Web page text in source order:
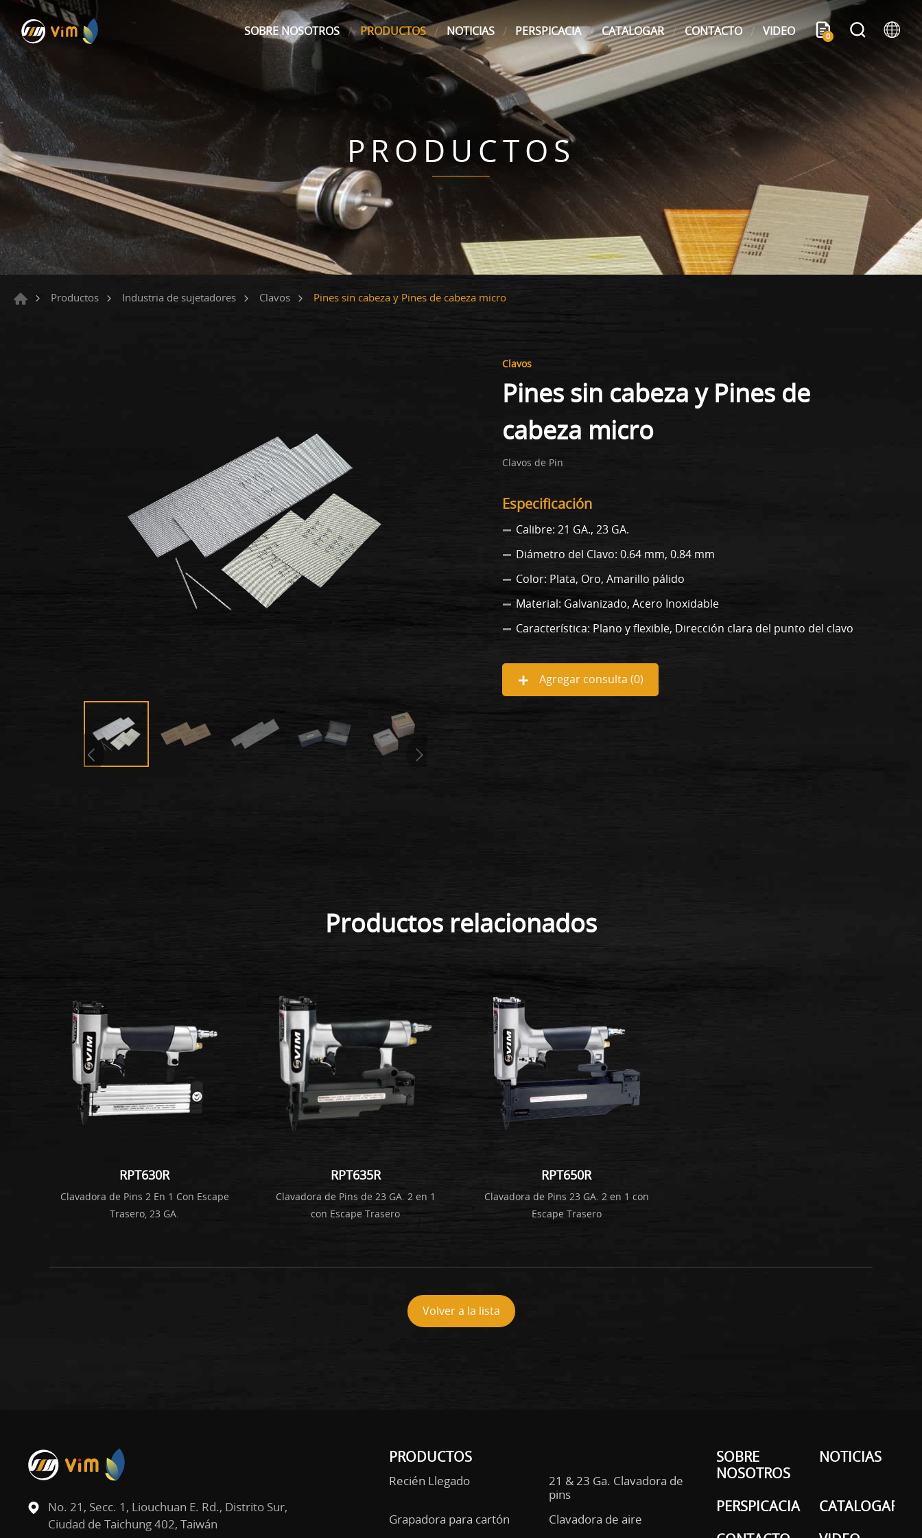
SOBRE NOSOTROS PRODUCTOS NOTICIAS PERSPICACIA CATALOGAR CONTACTO VIDEO 0
PRODUCTOS
Productos Industria de sujetadores Clavos Pines sin cabeza y Pines de cabeza micro
Clavos
Pines sin cabeza y Pines de
cabeza micro
Clavos de Pin
Especificación
Calibre: 21 GA., 23 GA.
Diámetro del Clavo: 0.64 mm, 0.84 mm
Color: Plata, Oro, Amarillo pálido
Material: Galvanizado, Acero Inoxidable
Característica: Plano y flexible, Dirección clara del punto del clavo
Agregar consulta (0)
Productos relacionados
RPT630R
Clavadora de Pins 2 En 1 Con Escape
Trasero, 23 GA.
RPT635R
Clavadora de Pins de 23 GA. 2 en 1
con Escape Trasero
RPT650R
Clavadora de Pins 23 GA. 2 en 1 con
Escape Trasero
Volver a la lista
PRODUCTOS
Recién Llegado
21 & 23 Ga. Clavadora de
pins
Grapadora para cartón
Clavadora de aire
SOBRE
NOSOTROS
NOTICIAS
PERSPICACIA
CATALOGAR
No. 21, Secc. 1, Liouchuan E. Rd., Distrito Sur,
Ciudad de Taichung 402, Taiwán